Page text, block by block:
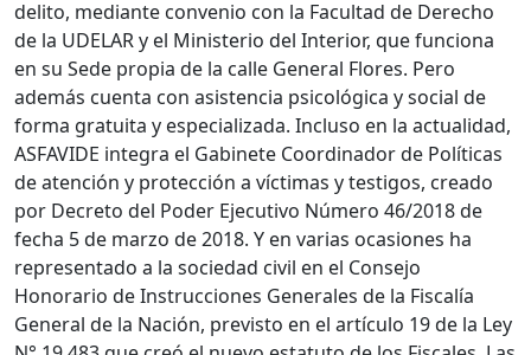
delito, mediante convenio con la Facultad de Derecho
de la UDELAR y el Ministerio del Interior, que funciona
en su Sede propia de la calle General Flores. Pero
además cuenta con asistencia psicológica y social de
forma gratuita y especializada. Incluso en la actualidad,
ASFAVIDE integra el Gabinete Coordinador de Políticas
de atención y protección a víctimas y testigos, creado
por Decreto del Poder Ejecutivo Número 46/2018 de
fecha 5 de marzo de 2018. Y en varias ocasiones ha
representado a la sociedad civil en el Consejo
Honorario de Instrucciones Generales de la Fiscalía
General de la Nación, previsto en el artículo 19 de la Ley